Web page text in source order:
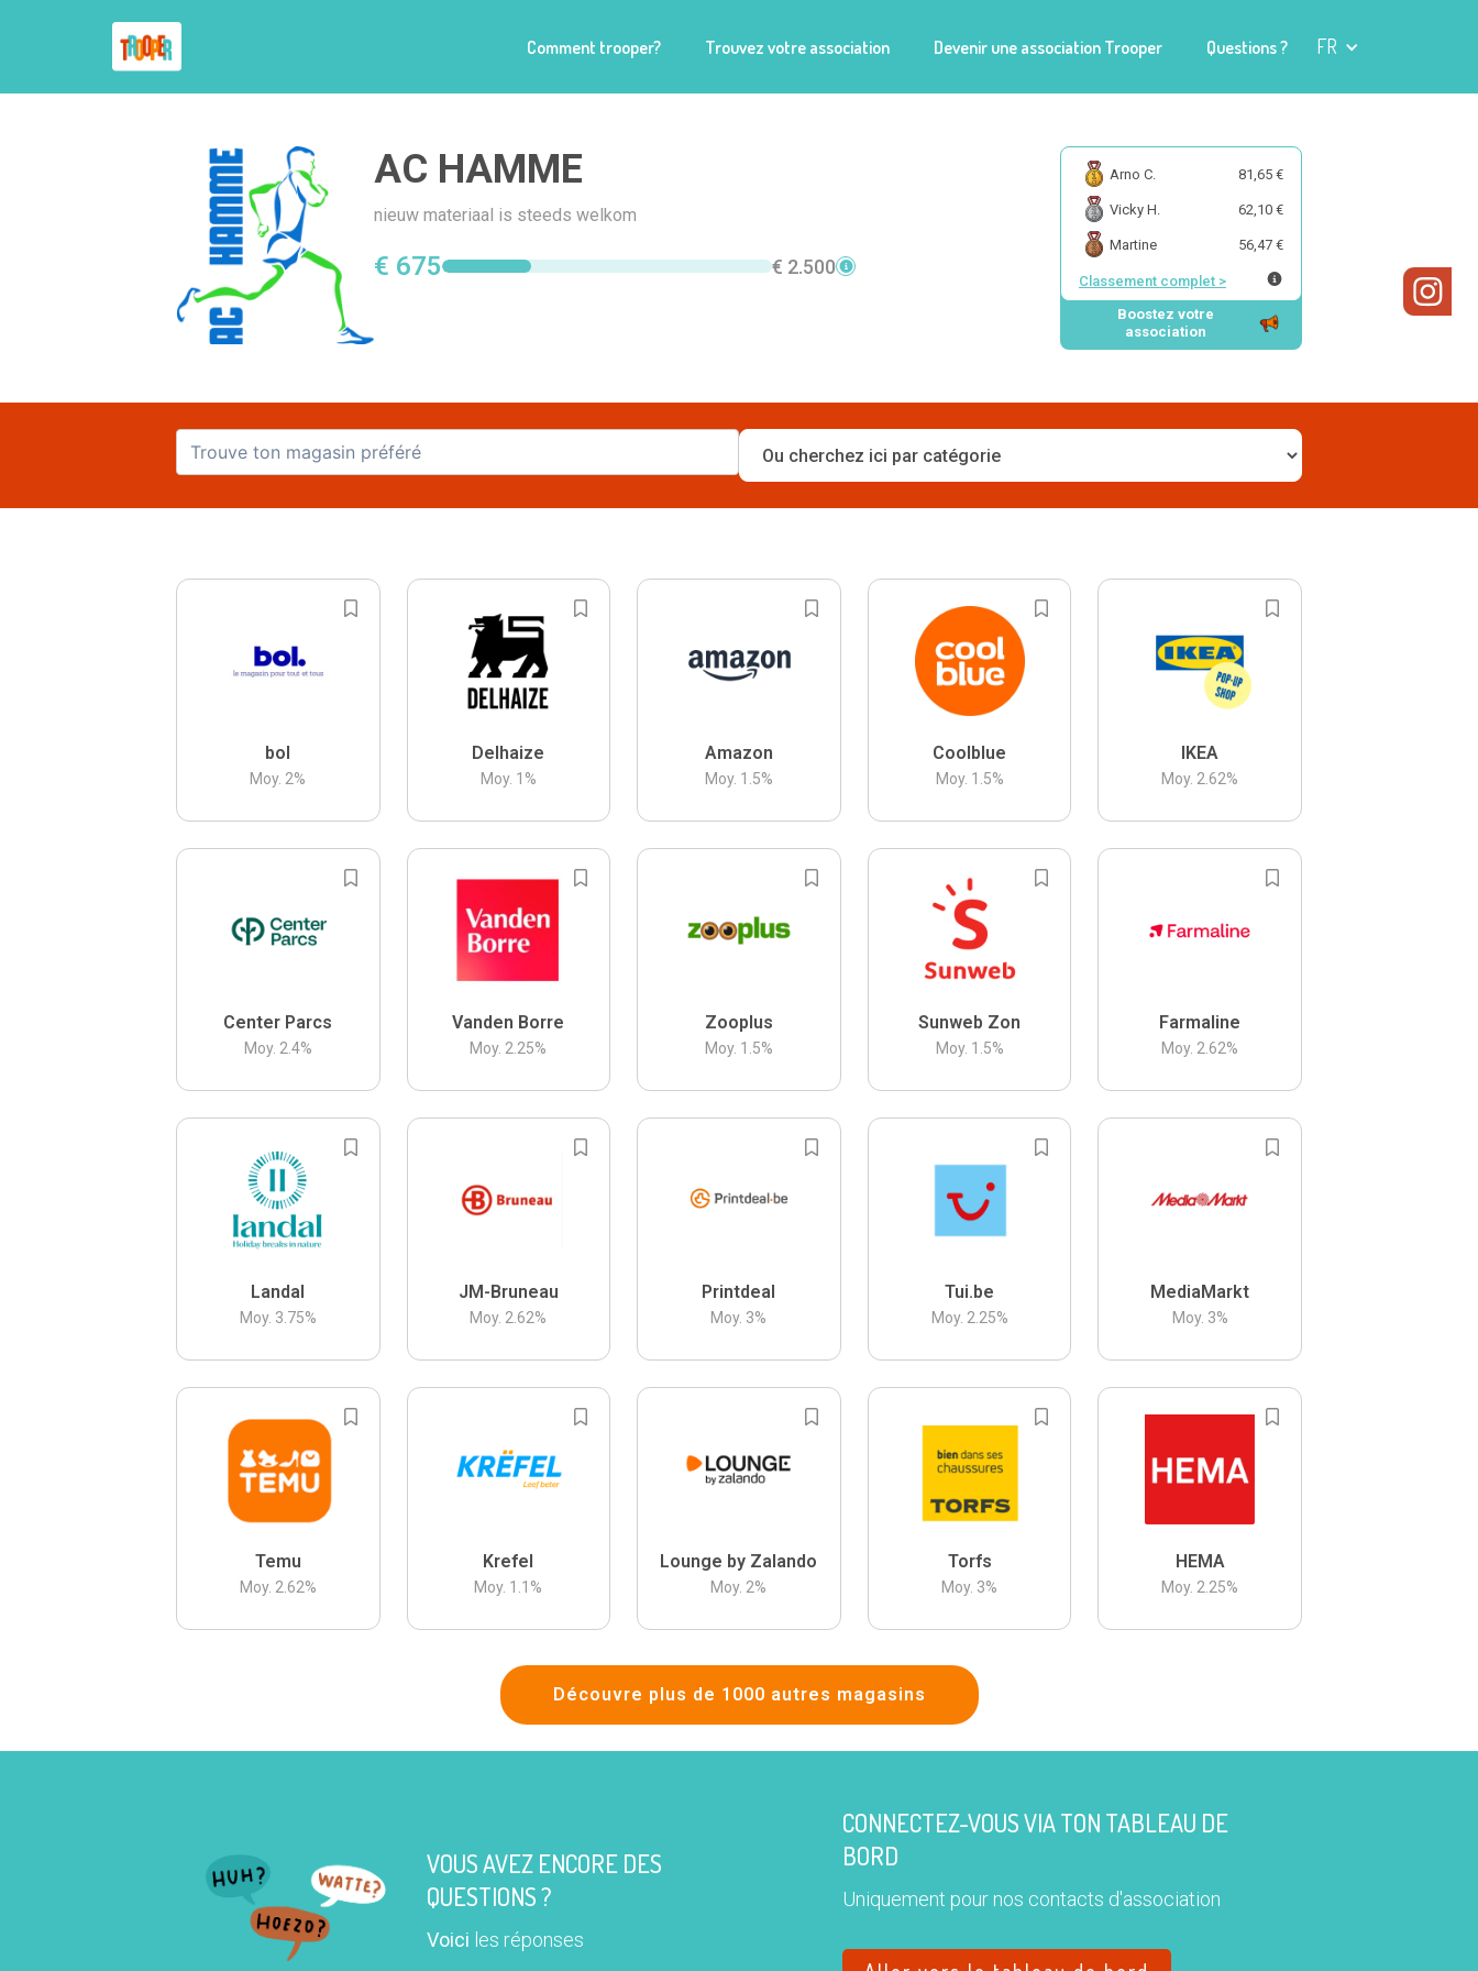
Comment trooper? Trouvez votre association Devenir une association Trooper Questions ? FR
AC HAMME
nieuw materiaal is steeds welkom
€ 675 € 2.500
Arno C. 81,65 €
Vicky H. 62,10 €
Martine 56,47 €
Classement complet >
Boostez votre
association
bol
Moy. 2%
Delhaize
Moy. 1 %
Amazon
Moy. 1.5%
Coolblue
Moy. 1.5%
IKEA
Moy. 2.62%
Center Parcs
Moy. 2.4%
Vanden Borre
Moy. 2.25%
Zooplus
Moy. 1.5%
Sunweb Zon
Moy. 1.5%
Farmaline
Moy. 2.62%
Landal
Moy. 3.75%
JM-Bruneau
Moy. 2.62%
Printdeal
Moy. 3%
Tui.be
Moy. 2.25%
MediaMarkt
Moy. 3%
Temu
Moy. 2.62%
Krefel
Moy. 1.1 %
Lounge by Zalando
Moy. 2%
Torfs
Moy. 3%
HEMA
Moy. 2.25%
Découvre plus de 1000 autres magasins
VOUS AVEZ ENCORE DES
QUESTIONS ?
Voici les réponses
CONNECTEZ-VOUS VIA TON TABLEAU DE
BORD
Uniquement pour nos contacts d'association